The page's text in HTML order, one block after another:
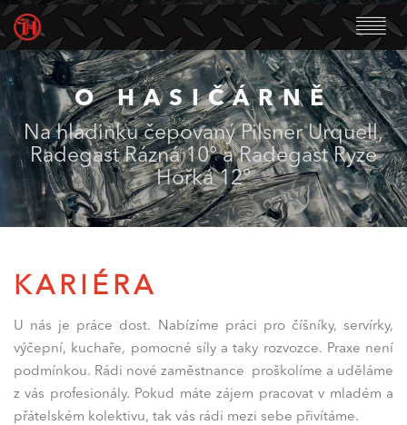
O HASIČÁRNĚ
Na hladinku čepovaný Pilsner Urquell,
Radegast Rázná 10° a Radegast Ryze
Hořká 12°
KARIÉRA
U nás je práce dost. Nabízíme práci pro číšníky, servírky,
výčepní, kuchaře, pomocné síly a taky rozvozce. Praxe není
podmínkou. Rádi nové zaměstnance proškolíme a uděláme
z vás profesionály. Pokud máte zájem pracovat v mladém a
přátelském kolektivu, tak vás rádi mezi sebe přivítáme.